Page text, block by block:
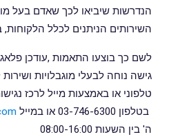
הנדרשות שיביאו לכך שאדם בעל
השירותים הניתנים לכלל הלקוחות,
גישה נוחה לבעלי מוגבלויות
טלפוני או באמצעות מייל לרכז
בטלפון 03-746-6300 או במייל
ה' בין השעות 08:00-16:00